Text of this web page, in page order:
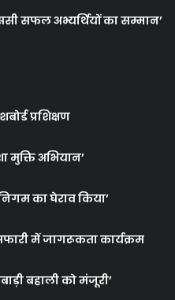
सफल अभ्यर्थियों का सम्मान’
प्रशिक्षण
अभियान’
का घेराव किया’
में जागरूकता कार्यक्रम
बहाली को मंजूरी’